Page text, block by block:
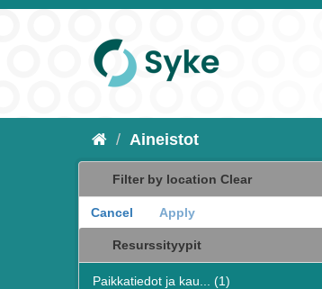
Aineistot
Filter by location Clear
+
Cancel Apply
Resurssityypit
Paikkatiedot ja kau... (1)